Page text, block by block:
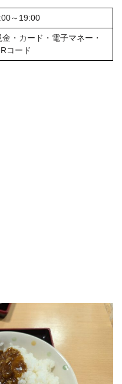
～19:00
金・カード・電子マネー・
コード